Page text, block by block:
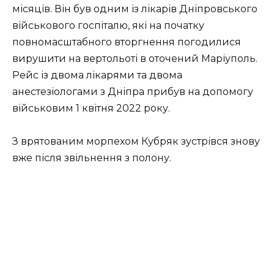
місяців. Він був одним із лікарів Дніпровського
військового госпіталю, які на початку
повномасштабного вторгнення погодилися
вирушити на вертольоті в оточений Маріуполь.
Рейс із двома лікарями та двома
анестезіологами з Дніпра прибув на допомогу
військовим 1 квітня 2022 року.
З врятованим морпехом Кубряк зустрівся знову
вже після звільнення з полону.